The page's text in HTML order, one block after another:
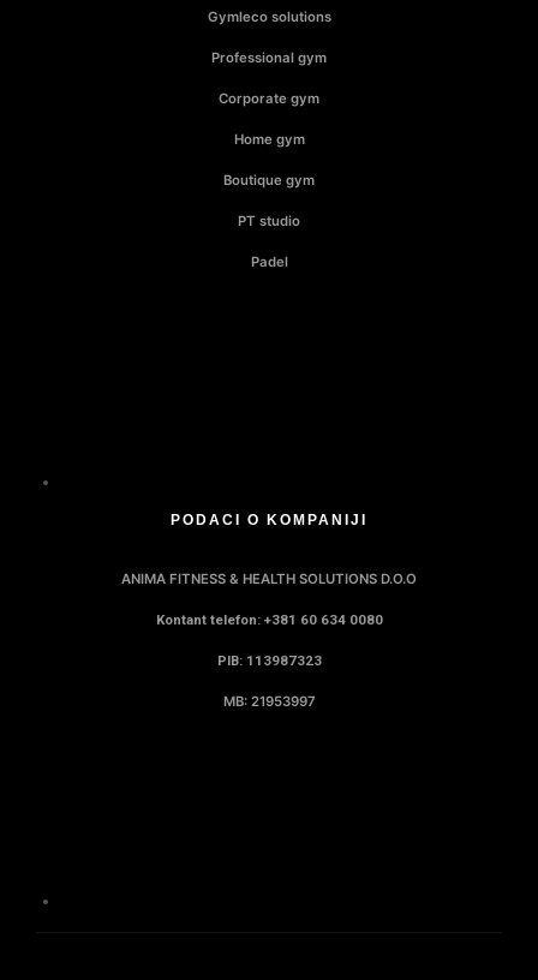
Gymleco solutions
Professional gym
Corporate gym
Home gym
Boutique gym
PT studio
Padel
PODACI O KOMPANIJI
ANIMA FITNESS & HEALTH SOLUTIONS D.O.O
Kontant telefon: +381 60 634 0080
PIB: 113987323
MB: 21953997